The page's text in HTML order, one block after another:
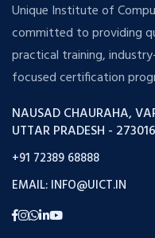
Unique Institute of
committed to providing
practical training,
focused certification
NAUSAD CHAURAHA,
UTTAR PRADESH - 273016
+91 72389 68888
EMAIL: INFO@UICT.IN